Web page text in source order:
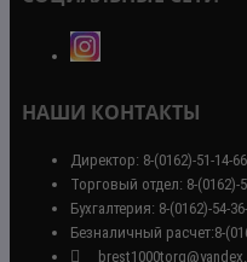
НАШИ КОНТАКТЫ
Директор: 8-(0162)-51-14-66
Торговый отдел: 8-(0162)-
Бухгалтерия: 8-(0162)-54-
Безналичный расчет:8-